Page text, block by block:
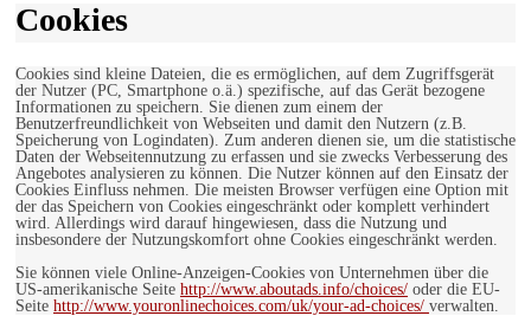
Cookies
Cookies sind kleine Dateien, die es ermöglichen, auf dem Zugriffsgerät
der Nutzer (PC, Smartphone o.ä.) spezifische, auf das Gerät bezogene
Informationen zu speichern. Sie dienen zum einem der
Benutzerfreundlichkeit von Webseiten und damit den Nutzern (z.B.
Speicherung von Logindaten). Zum anderen dienen sie, um die statistische
Daten der Webseitennutzung zu erfassen und sie zwecks Verbesserung des
Angebotes analysieren zu können. Die Nutzer können auf den Einsatz der
Cookies Einfluss nehmen. Die meisten Browser verfügen eine Option mit
der das Speichern von Cookies eingeschränkt oder komplett verhindert
wird. Allerdings wird darauf hingewiesen, dass die Nutzung und
insbesondere der Nutzungskomfort ohne Cookies eingeschränkt werden.
Sie können viele Online-Anzeigen-Cookies von Unternehmen über die
US-amerikanische Seite http://www.aboutads.info/choices/ oder die EU-
Seite http://www.youronlinechoices.com/uk/your-ad-choices/ verwalten.